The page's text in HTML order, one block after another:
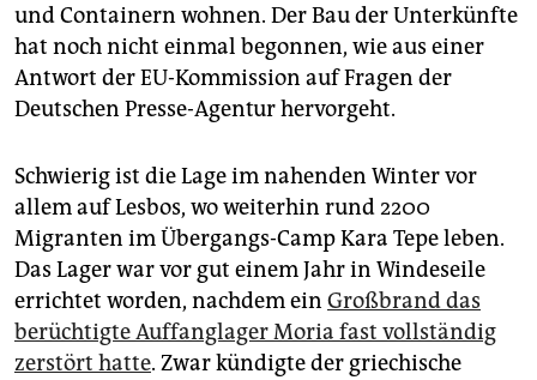
genossenschaft
epaper login
und Containern wohnen. Der Bau der Unterkünfte
hat noch nicht einmal begonnen, wie aus einer
Antwort der EU-Kommission auf Fragen der
Deutschen Presse-Agentur hervorgeht.
Schwierig ist die Lage im nahenden Winter vor
allem auf Lesbos, wo weiterhin rund 2200
Migranten im Übergangs-Camp Kara Tepe leben.
Das Lager war vor gut einem Jahr in Windeseile
errichtet worden, nachdem ein Großbrand das
berüchtigte Auffanglager Moria fast vollständig
zerstört hatte. Zwar kündigte der griechische